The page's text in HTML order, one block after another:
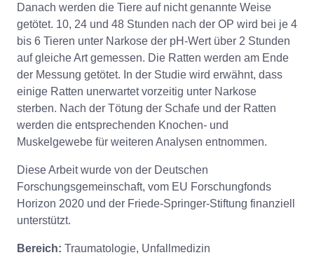
Danach werden die Tiere auf nicht genannte Weise
getötet. 10, 24 und 48 Stunden nach der OP wird bei je 4
bis 6 Tieren unter Narkose der pH-Wert über 2 Stunden
auf gleiche Art gemessen. Die Ratten werden am Ende
der Messung getötet. In der Studie wird erwähnt, dass
einige Ratten unerwartet vorzeitig unter Narkose
sterben. Nach der Tötung der Schafe und der Ratten
werden die entsprechenden Knochen- und
Muskelgewebe für weiteren Analysen entnommen.
Diese Arbeit wurde von der Deutschen
Forschungsgemeinschaft, vom EU Forschungfonds
Horizon 2020 und der Friede-Springer-Stiftung finanziell
unterstützt.
Bereich: Traumatologie, Unfallmedizin